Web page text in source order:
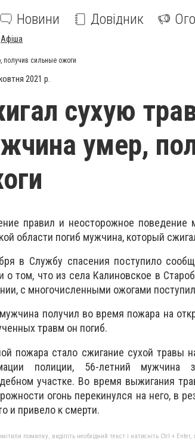
Новини Довідник
Афіша
получив сильные ожоги
2021 р.
сухую
умер,
правил и неосторожное
области погиб мужчина, который
в Службу спасения поступило
о том, что из села Калиновское в
с многочисленными ожогами
получил во время пожара на
травм он погиб.
пожара стало сжигание сухой травы
полиции, 56-летний мужчина
участке. Во время выжигания
огонь перекинулся на него, в
и привело к смерти.
помилку, виділіть необхідний текст і натисніть Ctrl +